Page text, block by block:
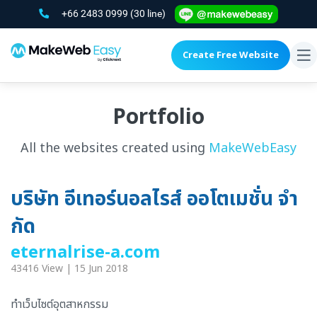
+66 2483 0999 (30 line)
Create Free Website
Portfolio
All the websites created using MakeWebEasy
บริษัท อีเทอร์นอลไรส์ ออโตเมชั่น จํา
กัด
eternalrise-a.com
43416 View | 15 Jun 2018
ทำเว็บไซต์อุตสาหกรรม